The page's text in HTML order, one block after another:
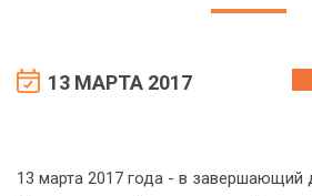
13 МАРТА 2017
13 марта 2017 года - в завершающий